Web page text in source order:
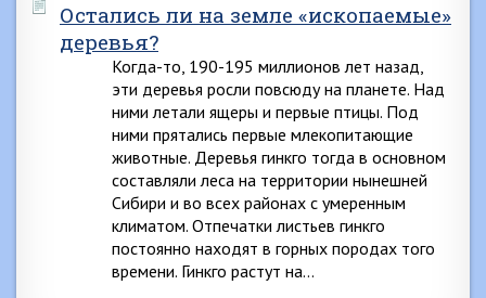
Остались ли на земле «ископаемые»
деревья?
Когда-то, 190-195 миллионов лет назад,
эти деревья росли повсюду на планете. Над
ними летали ящеры и первые птицы. Под
ними прятались первые млекопитающие
животные. Деревья гинкго тогда в основном
составляли леса на территории нынешней
Сибири и во всех районах с умеренным
климатом. Отпечатки листьев гинкго
постоянно находят в горных породах того
времени. Гинкго растут на…